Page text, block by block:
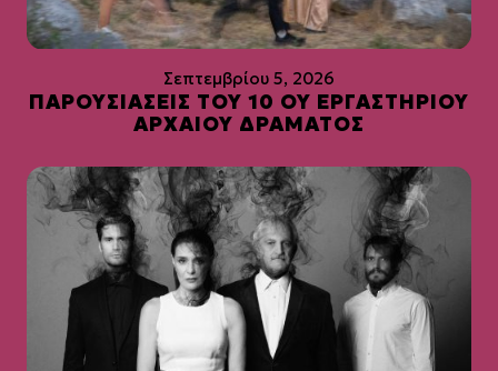
Σεπτεμβρίου 5, 2026
ΠΑΡΟΥΣΙΑΣΕΙΣ ΤΟΥ 10 ΟΥ ΕΡΓΑΣΤΗΡΙΟΥ
ΑΡΧΑΙΟΥ ΔΡΑΜΑΤΟΣ